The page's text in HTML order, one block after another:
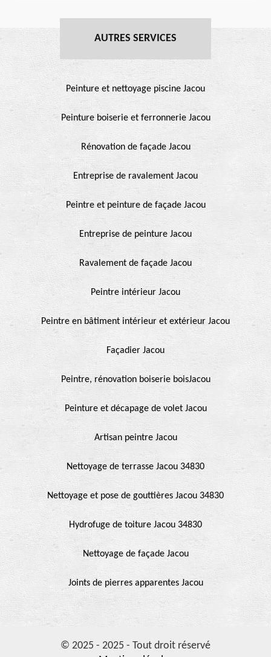
AUTRES SERVICES
Peinture et nettoyage piscine Jacou
Peinture boiserie et ferronnerie Jacou
Rénovation de façade Jacou
Entreprise de ravalement Jacou
Peintre et peinture de façade Jacou
Entreprise de peinture Jacou
Ravalement de façade Jacou
Peintre intérieur Jacou
Peintre en bâtiment intérieur et extérieur Jacou
Façadier Jacou
Peintre, rénovation boiserie boisJacou
Peinture et décapage de volet Jacou
Artisan peintre Jacou
Nettoyage de terrasse Jacou 34830
Nettoyage et pose de gouttières Jacou 34830
Hydrofuge de toiture Jacou 34830
Nettoyage de façade Jacou
Joints de pierres apparentes Jacou
© 2025 - 2025 - Tout droit réservé